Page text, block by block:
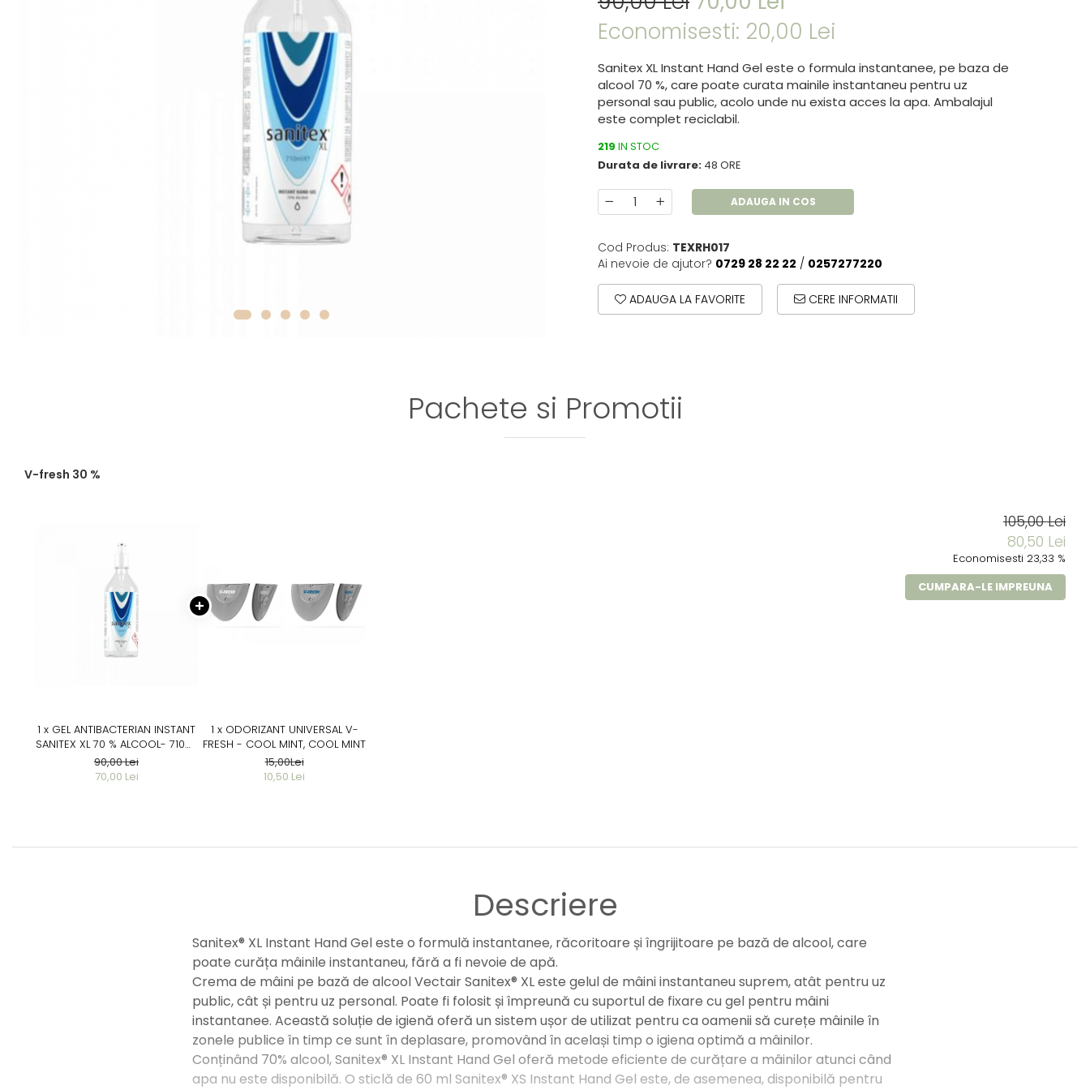
Economisesti: 20,00 Lei
Sanitex XL Instant Hand Gel este o formula instantanee, pe baza de
alcool 70 %, care poate curata mainile instantaneu pentru uz
personal sau public, acolo unde nu exista acces la apa. Ambalajul
este complet reciclabil.
219 IN STOC
Durata de livrare: 48 ORE
ADAUGA IN COS
Cod Produs: TEXRH017
Ai nevoie de ajutor? 0729 28 22 22 / 0257277220
ADAUGA LA FAVORITE CERE INFORMATII
Pachete si Promotii
V-fresh 30 %
1 x GEL ANTIBACTERIAN INSTANT
SANITEX XL 70 % ALCOOL- 710ML
- RECIPIENT PLASTIC CU POMPA
DOZARE
90,00 Lei
70,00 Lei
1 x ODORIZANT UNIVERSAL V-
FRESH - COOL MINT, COOL MINT
15,00Lei
10,50 Lei
105,00 Lei
80,50 Lei
Economisesti 23,33 %
CUMPARA-LE IMPREUNA
Descriere
Sanitex® XL Instant Hand Gel este o formulă instantanee, răcoritoare și îngrijitoare pe bază de alcool, care
poate curăța mâinile instantaneu, fără a fi nevoie de apă.
Crema de mâini pe bază de alcool Vectair Sanitex® XL este gelul de mâini instantaneu suprem, atât pentru uz
public, cât și pentru uz personal. Poate fi folosit și împreună cu suportul de fixare cu gel pentru mâini
instantanee. Această soluție de igienă oferă un sistem ușor de utilizat pentru ca oamenii să curețe mâinile în
zonele publice în timp ce sunt în deplasare, promovând în același timp o igiena optimă a mâinilor.
Conținând 70% alcool, Sanitex® XL Instant Hand Gel oferă metode eficiente de curățare a mâinilor atunci când
apa nu este disponibilă. O sticlă de 60 ml Sanitex® XS Instant Hand Gel este, de asemenea, disponibilă pentru